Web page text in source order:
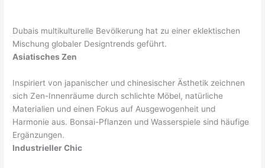
Dubais multikulturelle Bevölkerung hat zu einer eklektischen
Mischung globaler Designtrends geführt.
Asiatisches Zen
Inspiriert von japanischer und chinesischer Ästhetik zeichnen
sich Zen-Innenräume durch schlichte Möbel, natürliche
Materialien und einen Fokus auf Ausgewogenheit und
Harmonie aus. Bonsai-Pflanzen und Wasserspiele sind häufige
Ergänzungen.
Industrieller Chic